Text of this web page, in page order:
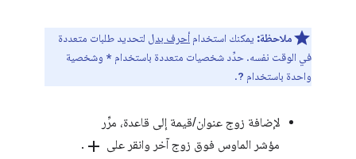
ملاحظة: يمكنك استخدام أحرف بدل لتحديد طلبات متعددة
في الوقت نفسه. حدِّد شخصيات متعددة باستخدام * وشخصية
واحدة باستخدام ?
.
لإضافة زوج عنوان/قيمة إلى قاعدة، مرِّر
مؤشر الماوس فوق زوج آخر وانقر على add
.